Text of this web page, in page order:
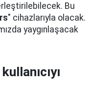
Bu
" cihazlarıyla olacak.
yaygınlaşacak